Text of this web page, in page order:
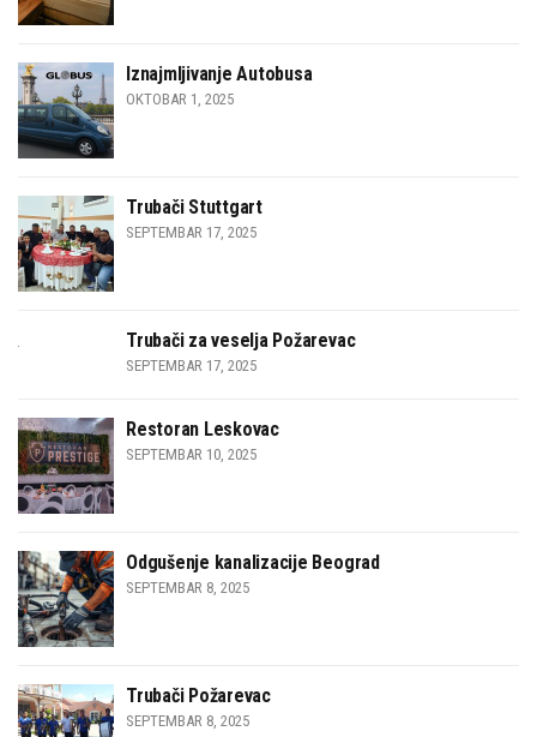
Iznajmljivanje Autobusa
OKTOBAR 1, 2025
Trubači Stuttgart
SEPTEMBAR 17, 2025
Trubači za veselja Požarevac
SEPTEMBAR 17, 2025
Restoran Leskovac
SEPTEMBAR 10, 2025
Odgušenje kanalizacije Beograd
SEPTEMBAR 8, 2025
Trubači Požarevac
SEPTEMBAR 8, 2025